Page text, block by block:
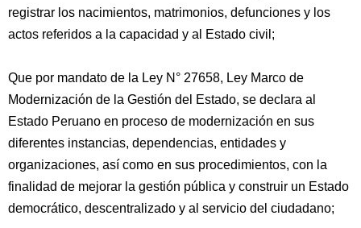
registrar los nacimientos, matrimonios, defunciones y los
actos referidos a la capacidad y al Estado civil;
Que por mandato de la Ley N° 27658, Ley Marco de
Modernización de la Gestión del Estado, se declara al
Estado Peruano en proceso de modernización en sus
diferentes instancias, dependencias, entidades y
organizaciones, así como en sus procedimientos, con la
finalidad de mejorar la gestión pública y construir un Estado
democrático, descentralizado y al servicio del ciudadano;